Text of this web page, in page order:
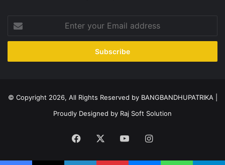
your
Email
© Copyright 2026, All Rights Reserved by BANGBANDHUPATRIKA |
Proudly Designed by Raj Soft Solution
Facebook YouTubeInstagram